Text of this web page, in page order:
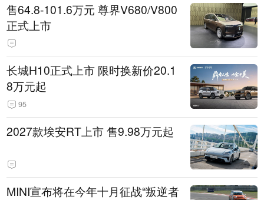
售64.8-101.6万元 尊界V680/V800
正式上市
长城H10正式上市 限时换新价20.1
8万元起
95
2027款埃安RT上市 售9.98万元起
MINI宣布将在今年十月征战“叛逆者